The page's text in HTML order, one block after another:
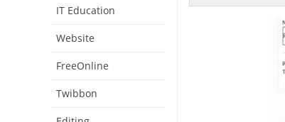
IT Education
Website
FreeOnline
Twibbon